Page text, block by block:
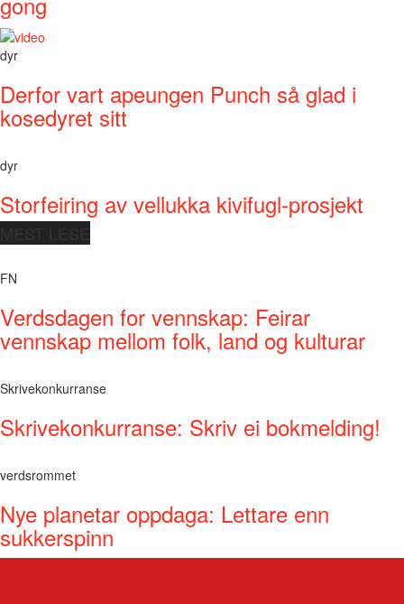
dyr
Derfor vart apeungen Punch så glad i
kosedyret sitt
dyr
Storfeiring av vellukka kivifugl-prosjekt
FN
Verdsdagen for vennskap: Feirar
vennskap mellom folk, land og kulturar
Skrivekonkurranse
Skrivekonkurranse: Skriv ei bokmelding!
verdsrommet
Nye planetar oppdaga: Lettare enn
sukkerspinn